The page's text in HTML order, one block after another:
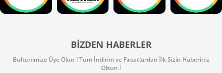
BIZDEN HABERLER
Bültenimize Üye Olun ! Tüm İndirim ve Fırsatlardan İlk Sizin Haberiniz
Olsun !